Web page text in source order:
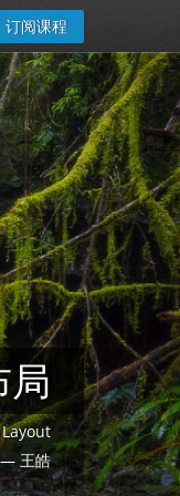
订阅课程
局
— 王皓